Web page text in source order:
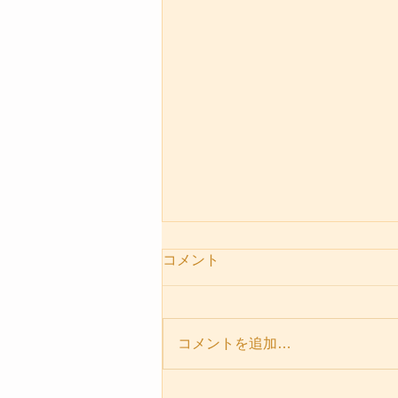
コメント
コメントを追加…